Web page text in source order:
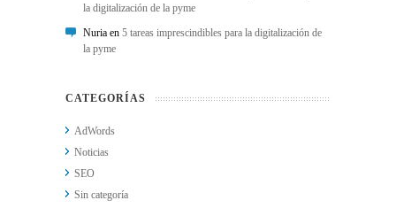
la digitalización de la pyme
Nuria en 5 tareas imprescindibles para la digitalización de
la pyme
CATEGORÍAS
AdWords
Noticias
SEO
Sin categoría